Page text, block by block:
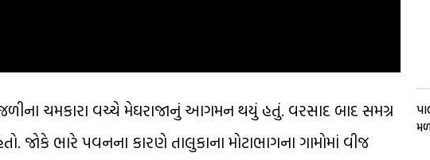
ચમકારા વચ્ચે મેઘરાજાનું આગમન થયું હતું. વરસાદ બાદ સમગ્ર
જોકે ભારે પવનના કારણે તાલુકાના મોટાભાગના ગામોમાં વીજ